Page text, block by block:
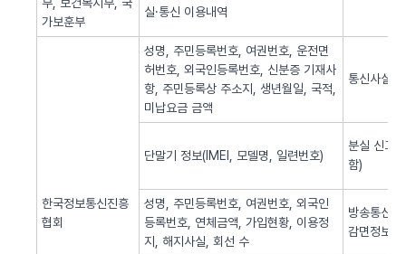
가보훈부
실·통신 이용내역
한국정보통신진흥
협회
성명, 주민등록번호, 여권번호, 운전면
허번호, 외국인등록번호, 신분증 기재사
항, 주민등록상 주소지, 생년월일, 국적,
미납요금 금액
통신사실
단말기 정보(IMEI, 모델명, 일련번호)
분실 신고
함)
성명, 주민등록번호, 여권번호, 외국인
등록번호, 연체금액, 가입현황, 이용정
지, 해지사실, 회선 수
방송통신
감면정보